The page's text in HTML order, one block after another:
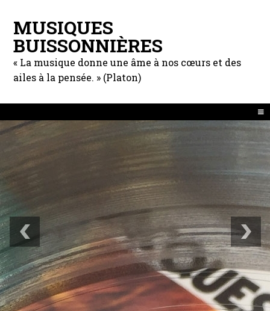
MUSIQUES
BUISSONNIÈRES
« La musique donne une âme à nos cœurs et des
ailes à la pensée. » (Platon)